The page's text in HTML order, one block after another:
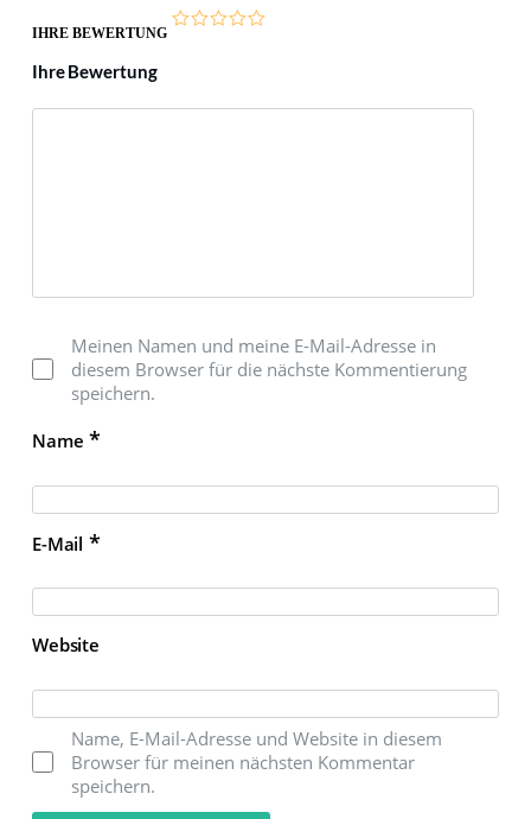
IHRE BEWERTUNG
Ihre Bewertung
Meinen Namen und meine E-Mail-Adresse in
diesem Browser für die nächste Kommentierung
speichern.
Name *
E-Mail *
Website
Name, E-Mail-Adresse und Website in diesem
Browser für meinen nächsten Kommentar
speichern.